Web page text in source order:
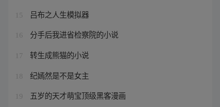
15 吕布之人生模拟器
16 分手后我进省检察院的小说
17 转生成熊猫的小说
18 纪嫣然是不是女主
19 五岁的天才萌宝顶级黑客漫画